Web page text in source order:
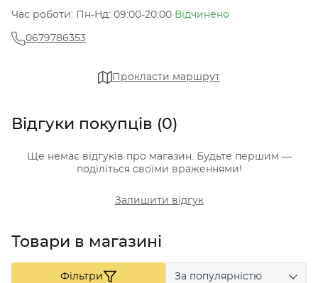
Час роботи: Пн-Нд: 09:00-20:00 Відчинено
0679786353
Прокласти маршрут
Відгуки покупців (0)
Ще немає відгуків про магазин. Будьте першим —
поділіться своїми враженнями!
Залишити відгук
Товари в магазині
Фільтри За популярністю